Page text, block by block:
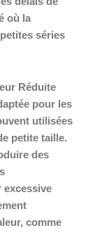
où la
séries
Réduite
pour les
utilisées
petite taille.
des
excessive
comme